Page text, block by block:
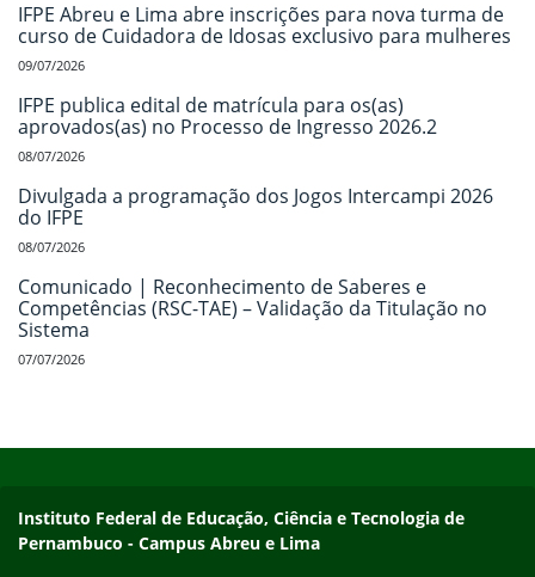
IFPE Abreu e Lima abre inscrições para nova turma de
curso de Cuidadora de Idosas exclusivo para mulheres
09/07/2026
IFPE publica edital de matrícula para os(as)
aprovados(as) no Processo de Ingresso 2026.2
08/07/2026
Divulgada a programação dos Jogos Intercampi 2026
do IFPE
08/07/2026
Comunicado | Reconhecimento de Saberes e
Competências (RSC-TAE) – Validação da Titulação no
Sistema
07/07/2026
Instituto Federal de Educação, Ciência e Tecnologia de
Pernambuco - Campus Abreu e Lima